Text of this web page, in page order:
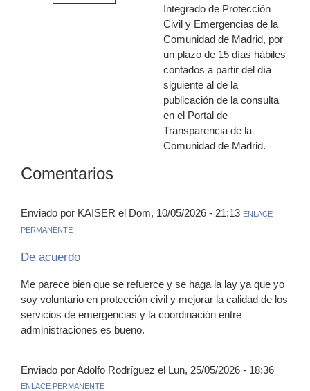
Integrado de Protección
Civil y Emergencias de la
Comunidad de Madrid, por
un plazo de 15 días hábiles
contados a partir del día
siguiente al de la
publicación de la consulta
en el Portal de
Transparencia de la
Comunidad de Madrid.
Comentarios
Enviado por KAISER el Dom, 10/05/2026 - 21:13 ENLACE
PERMANENTE
De acuerdo
Me parece bien que se refuerce y se haga la lay ya que yo
soy voluntario en protección civil y mejorar la calidad de los
servicios de emergencias y la coordinación entre
administraciones es bueno.
Enviado por Adolfo Rodríguez el Lun, 25/05/2026 - 18:36
ENLACE PERMANENTE